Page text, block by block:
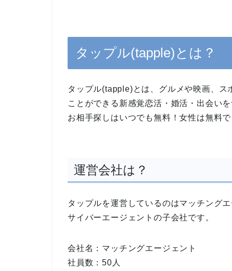
タップル(tapple)とは？
タップル(tapple)とは、グルメや映画、ス
ことができる新感覚恋活・婚活・出会い
お相手探しはいつでも無料！女性は無料で
運営会社は？
タップルを運営しているのはマッチング
サイバーエージェントの子会社です。
会社名：マッチングエージェント
社員数：50人